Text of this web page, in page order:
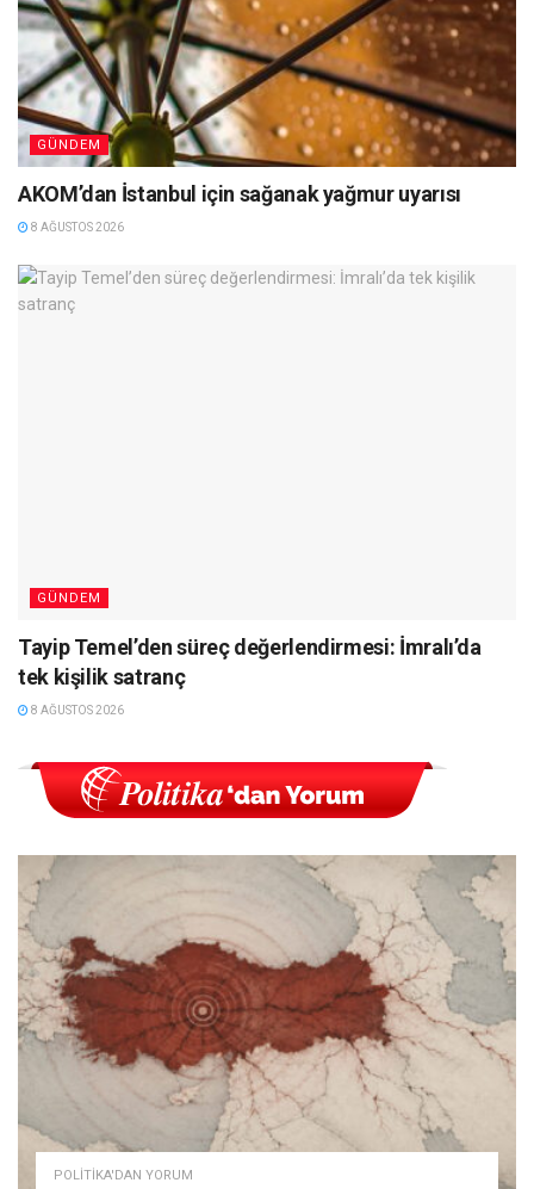
GÜNDEM
AKOM’dan İstanbul için sağanak yağmur uyarısı
8 AĞUSTOS 2026
GÜNDEM
Tayip Temel’den süreç değerlendirmesi: İmralı’da
tek kişilik satranç
8 AĞUSTOS 2026
POLITIKA'DAN YORUM